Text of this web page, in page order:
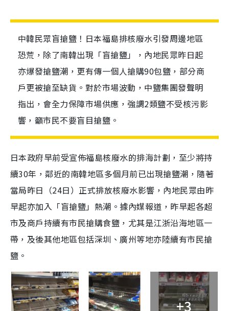
中韓民眾盲搶鹽！日本福島排核廢水引發周邊地區
恐荒，除了南韓出現「盲搶鹽」，內地民眾昨日起
亦爆發搶鹽潮，更有傳一個人搶購90包鹽，部分商
戶更被搶至缺貨。對於市場波動，中鹽集團發聲明
指出，會全力保障市場供應，強調2類鹽不受核污影
響，籲市民不要盲目搶鹽。
日本政府早前受宣佈福島核廢水的排海計劃，至少將持
續30年，鄰近的南韓地區多個月前已出現搶鹽潮，隨著
當局昨日（24日）正式排放核廢水影響，內地民眾由昨
早起亦加入「盲搶鹽」熱潮。據內媒報道，昨早起各超
市及商戶持續有市民搶購食鹽，尤其是江浙沿海地區一
帶，及後其他地區包括深圳、廣州等地亦陸續有市民搶
鹽。
+3